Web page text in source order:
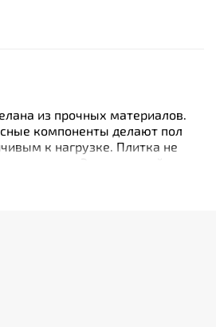
из прочных материалов.
компоненты делают пол
к нагрузке. Плитка не
ни грязи. Это отличный
Задумались о декоре
плитку из коллекции Stone.
износостойкая,
стен.